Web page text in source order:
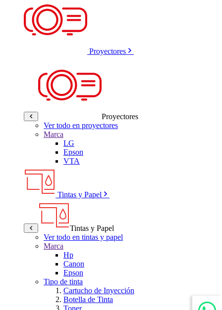
Proyectores
Proyectores
Ver todo en proyectores
Marca
LG
Epson
VTA
Tintas y Papel
Tintas y Papel
Ver todo en tintas y papel
Marca
Hp
Canon
Epson
Tipo de tinta
Cartucho de Inyección
Botella de Tinta
Toner